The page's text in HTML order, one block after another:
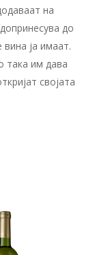
на
до
ја имаат.
така им дава
својата